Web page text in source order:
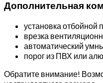
Дополнительная
установка отбойной
врезка
автоматический
порог из ПВХ или
Обратите внимание!